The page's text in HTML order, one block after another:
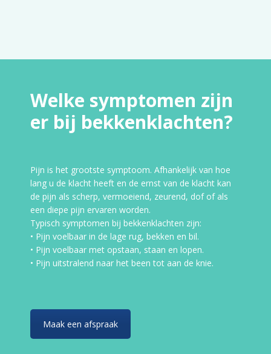
Welke symptomen zijn
er bij bekkenklachten?
Pijn is het grootste symptoom. Afhankelijk van hoe
lang u de klacht heeft en de ernst van de klacht kan
de pijn als scherp, vermoeiend, zeurend, dof of als
een diepe pijn ervaren worden.
Typisch symptomen bij bekkenklachten zijn:
• Pijn voelbaar in de lage rug, bekken en bil.
• Pijn voelbaar met opstaan, staan en lopen.
• Pijn uitstralend naar het been tot aan de knie.
Maak een afspraak